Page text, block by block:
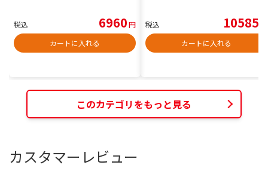
税込 6960円
カートに入れる
税込 10585
カートに入れる
このカテゴリをもっと見る
カスタマーレビュー